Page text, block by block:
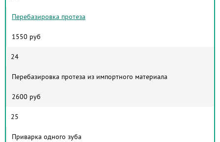
Перебазировка протеза
1550 руб
24
Перебазировка протеза из импортного материала
2600 руб
25
Приварка одного зуба